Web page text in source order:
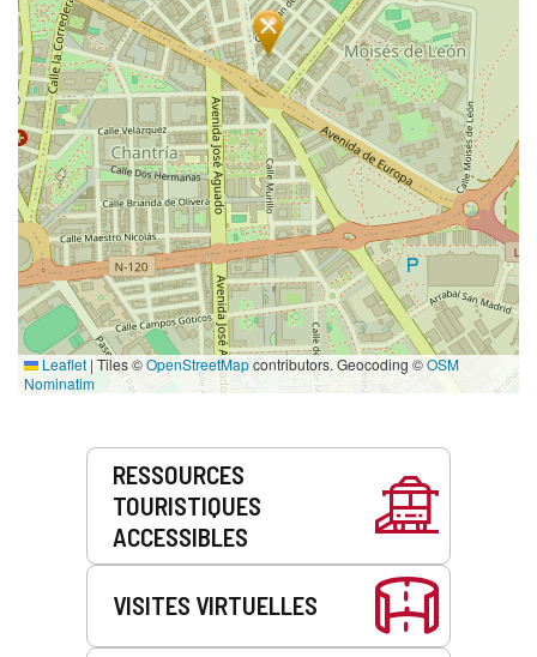
Leaflet | Tiles ©OpenStreetMapcontributors. Geocoding ©OSM
Nominatim
Prestations
RESSOURCES
TOURISTIQUES
ACCESSIBLES
VISITES VIRTUELLES